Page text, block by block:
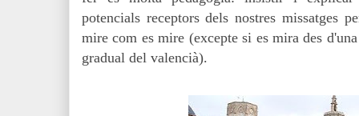
potencials receptors dels nostres missatges
mire com es mire (excepte si es mira des
gradual del valencià).